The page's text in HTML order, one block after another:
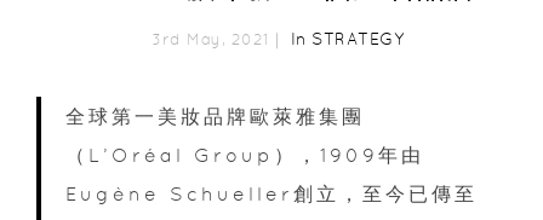
3rd May, 2021｜ In STRATEGY
全球第一美妝品牌歐萊雅集團
（L’Oréal Group），1909年由
Eugène Schueller創立，至今已傳至